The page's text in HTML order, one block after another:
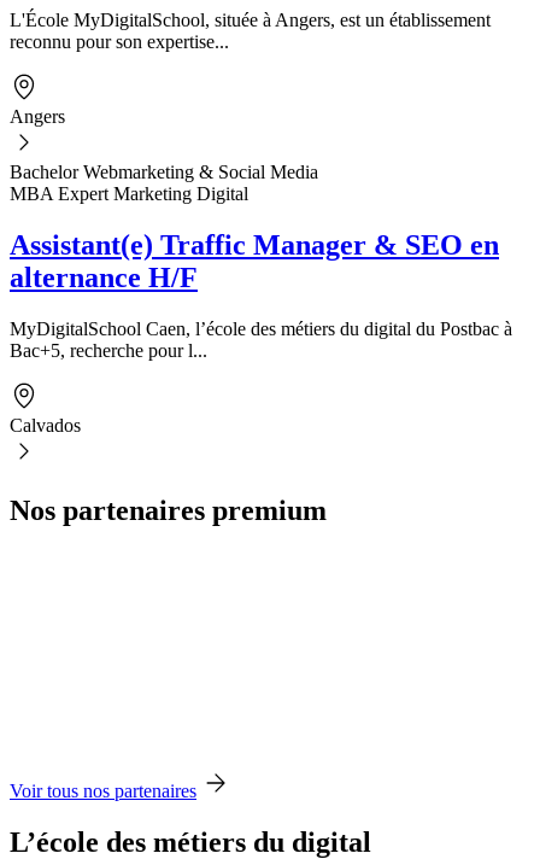
L'École MyDigitalSchool, située à Angers, est un établissement
reconnu pour son expertise...
Angers
Bachelor Webmarketing & Social Media
MBA Expert Marketing Digital
Assistant(e) Traffic Manager & SEO en
alternance H/F
MyDigitalSchool Caen, l’école des métiers du digital du Postbac à
Bac+5, recherche pour l...
Calvados
Nos partenaires premium
Voir tous nos partenaires
L’école des métiers du digital